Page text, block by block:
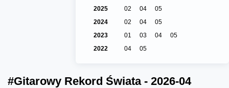
2025
02 04
05
2024
02 04
05
2023
01 03 04
05
2022
04 05
#Gitarowy Rekord Świata - 2026-04